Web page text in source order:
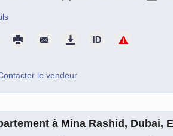
le vendeur
à Mina Rashid, Dubai,